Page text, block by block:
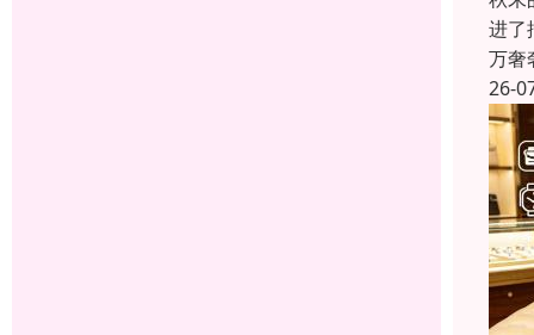
进了
万奢
26-